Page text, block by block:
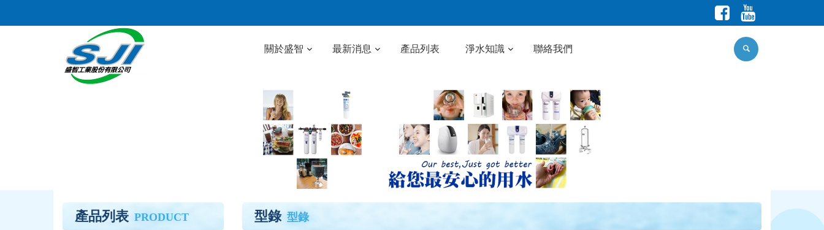
關於盛智 最新消息 產品列表 淨水知識 聯絡我們
型錄 型錄
產品列表 PRODUCT